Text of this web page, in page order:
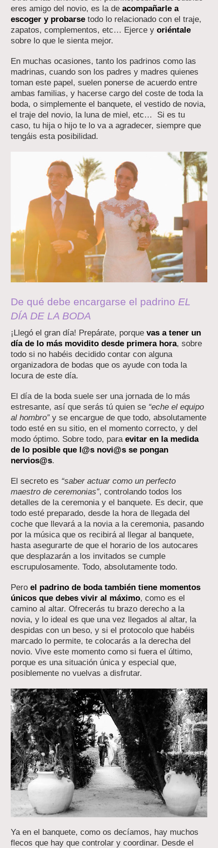
eres amigo del novio, es la deacompañarle a
escoger y probarse todo lo relacionado con el traje,
zapatos, complementos, etc… Ejerce yoriéntale
sobre lo que le sienta mejor.
En muchas ocasiones, tanto los padrinos como las
madrinas, cuando son los padres y madres quienes
toman este papel, suelen ponerse de acuerdo entre
ambas familias, y hacerse cargo del coste de toda la
boda, o simplemente el banquete, el vestido de novia,
el traje del novio, la luna de miel, etc… Si es tu
caso, tu hija o hijo te lo va a agradecer, siempre que
tengáis esta posibilidad.
De qué debe encargarse el padrino EL
DÍA DE LA BODA
¡Llegó el gran día! Prepárate, porquevas a tener un
día de lo más movidito desde primera hora, sobre
todo si no habéis decidido contar con alguna
organizadora de bodas que os ayude con toda la
locura de este día.
El día de la boda suele ser una jornada de lo más
estresante, así que serás tú quien se “eche el equipo
al hombro”y se encargue de que todo, absolutamente
todo esté en su sitio, en el momento correcto, y del
modo óptimo. Sobre todo, paraevitar en la medida
de lo posible que l@s novi@s se pongan
nervios@s.
El secreto es “saber actuar como un perfecto
maestro de ceremonias”, controlando todos los
detalles de la ceremonia y el banquete. Es decir, que
todo esté preparado, desde la hora de llegada del
coche que llevará a la novia a la ceremonia, pasando
por la música que os recibirá al llegar al banquete,
hasta asegurarte de que el horario de los autocares
que desplazarán a los invitados se cumple
escrupulosamente. Todo, absolutamente todo.
Peroel padrino de boda también tiene momentos
únicos que debes vivir al máximo, como es el
camino al altar. Ofrecerás tu brazo derecho a la
novia, y lo ideal es que una vez llegados al altar, la
despidas con un beso, y si el protocolo que habéis
marcado lo permite, te colocarás a la derecha del
novio. Vive este momento como si fuera el último,
porque es una situación única y especial que,
posiblemente no vuelvas a disfrutar.
Ya en el banquete, como os decíamos, hay muchos
flecos que hay que controlar y coordinar. Desde el